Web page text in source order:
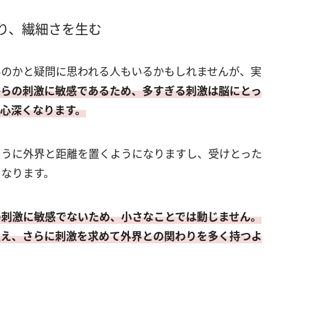
、繊細さを生む
かと疑問に思われる人もいるかもしれませんが、実
の刺激に敏感であるため、多すぎる刺激は脳にとっ
深くなります。
に外界と距離を置くようになりますし、受けとった
ります。
激に敏感でないため、小さなことでは動じません。
、さらに刺激を求めて外界との関わりを多く持つよ